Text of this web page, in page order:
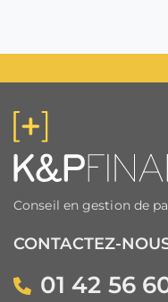
Conseil en gestion de
CONTACTEZ-
01 42 56